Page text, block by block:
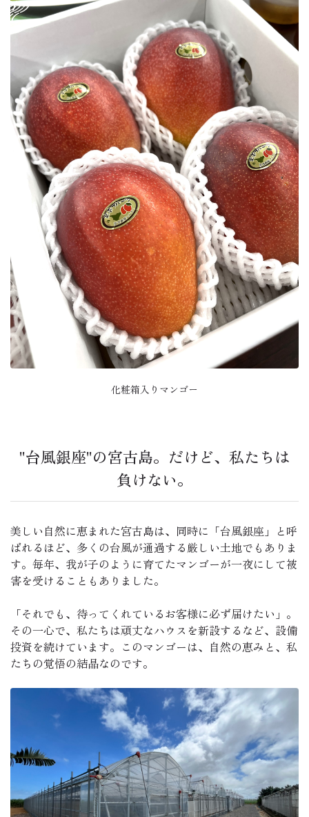
化粧箱入りマンゴー
"台風銀座"の宮古島。だけど、私たちは
負けない。
美しい自然に恵まれた宮古島は、同時に「台風銀座」と呼
ばれるほど、多くの台風が通過する厳しい土地でもありま
す。毎年、我が子のように育てたマンゴーが一夜にして被
害を受けることもありました。
「それでも、待ってくれているお客様に必ず届けたい」。
その一心で、私たちは頑丈なハウスを新設するなど、設備
投資を続けています。このマンゴーは、自然の恵みと、私
たちの覚悟の結晶なのです。